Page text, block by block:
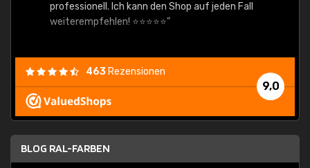
professionell. Ich kann den Shop auf jeden Fall
weiterempfehlen! ⭐⭐⭐⭐⭐"
9,0
463 Rezensionen
BLOG RAL-FARBEN